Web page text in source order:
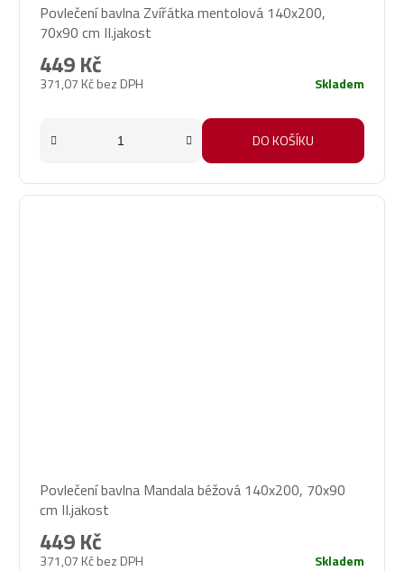
Povlečení bavlna Zvířátka mentolová 140x200,
70x90 cm II.jakost
371,07 Kč bez DPH
449 Kč
Skladem
DO KOŠÍKU
Povlečení bavlna Mandala béžová 140x200, 70x90
cm II.jakost
371,07 Kč bez DPH
449 Kč
Skladem